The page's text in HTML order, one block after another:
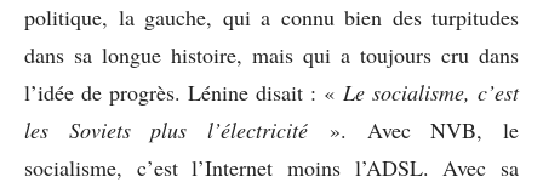
politique, la gauche, qui a connu bien des turpitudes
dans sa longue histoire, mais qui a toujours cru dans
l’idée de progrès. Lénine disait : « Le socialisme, c’est
les Soviets plus l’électricité ». Avec NVB, le
socialisme, c’est l’Internet moins l’ADSL. Avec sa